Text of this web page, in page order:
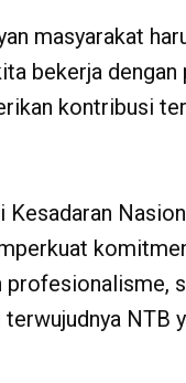
masyarakat
bekerja
kontribusi
Kesadaran
NTB